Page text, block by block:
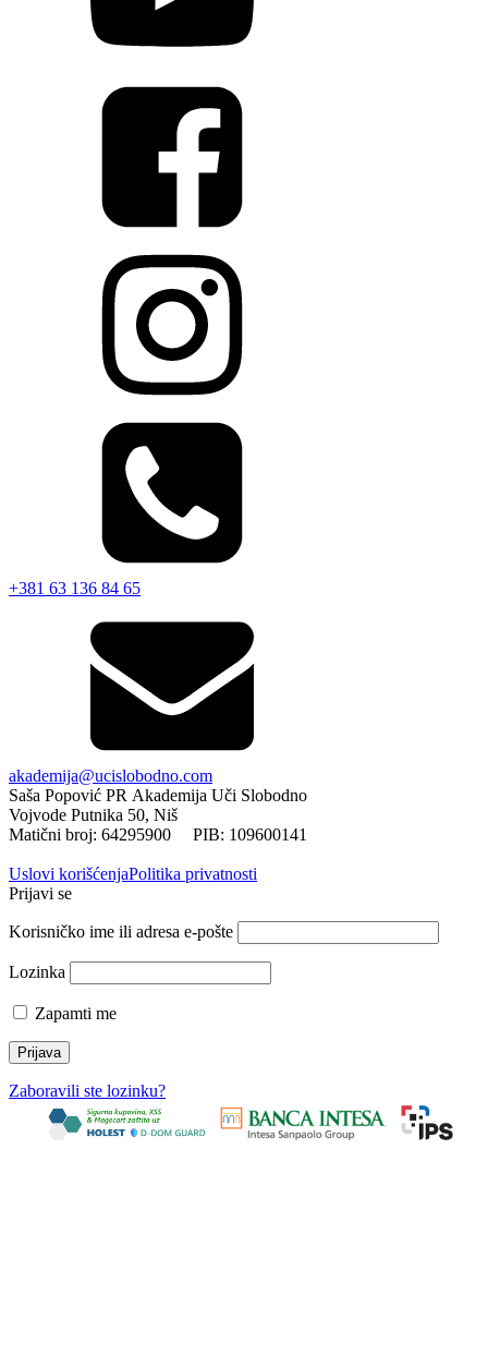
+381 63 136 84 65
akademija@ucislobodno.com
Saša Popović PR Akademija Uči Slobodno
Vojvode Putnika 50, Niš
Matični broj: 64295900 PIB: 109600141
Uslovi korišćenjaPolitika privatnosti
Prijavi se
Korisničko ime ili adresa e-pošte
Lozinka
Zapamti me
Zaboravili ste lozinku?